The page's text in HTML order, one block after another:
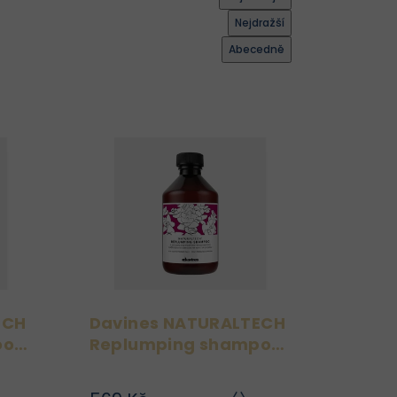
Nejdražší
Abecedně
Davines NATURALTECH
Replumping shampoo